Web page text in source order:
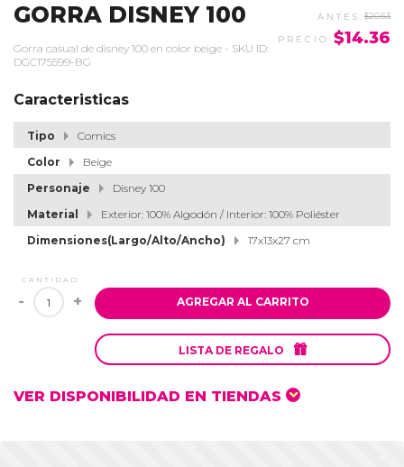
GORRA DISNEY 100 $20.53
$14.36
Gorra casual de disney 100 en color beige - SKU ID:
DGC175599-BG
Caracteristicas
Tipo
Comics
Color
Beige
Personaje
Disney 100
Material
Exterior: 100% Algodón / Interior: 100% Poliéster
Dimensiones(Largo/Alto/Ancho)
17x13x27 cm
CANTIDAD
- + AGREGAR AL CARRITO
LISTA DE REGALO 
VER DISPONIBILIDAD EN TIENDAS